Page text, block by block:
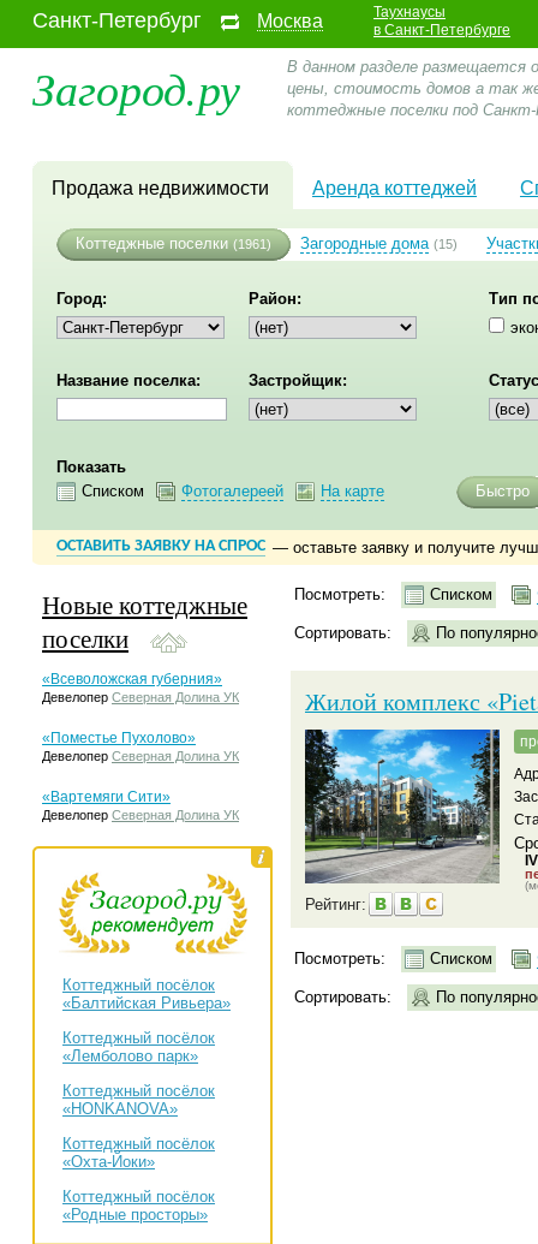
Санкт-Петербург Москва
Таухнаусы
в Санкт-Петербурге
Загород.ру
В данном разделе размещается
цены, стоимость домов а так
коттеджные поселки под
Продажа недвижимости Аренда коттеджей
Коттеджные поселки (1961) Загородные дома (15)
Город: Район:
Тип
Название поселка: Застройщик:
Показать
Списком
Фотогалереей На карте Быстро
ОСТАВИТЬ ЗАЯВКУ НА СПРОС — оставьте заявку и получите
Новые коттеджные
поселки
«Всеволожская губерния»
Девелопер Северная Долина УК
«Поместье Пухолово»
Девелопер Северная Долина УК
«Вартемяги Сити»
Девелопер Северная Долина УК
Коттеджный посёлок
«Балтийская Ривьера»
Коттеджный посёлок
«Лемболово парк»
Коттеджный посёлок
«HONKANOVA»
Коттеджный посёлок
«Охта-Йоки»
Коттеджный посёлок
«Родные просторы»
Посмотреть: Списком
Сортировать: По
Жилой комплекс
Рейтинг:
Посмотреть: Списком
Сортировать: По